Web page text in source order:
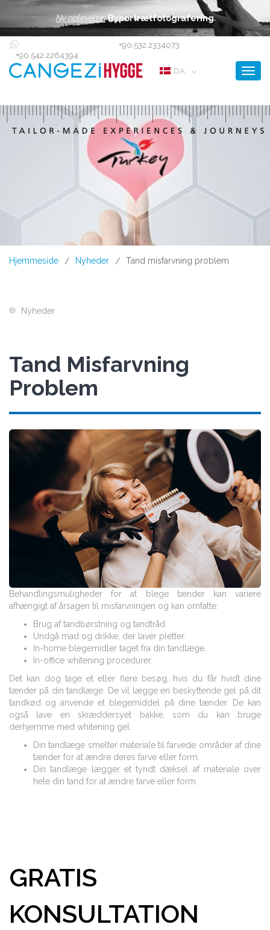
Ny oplevelse: Byportrætfotografering
+90.542.2264394
+90.532.2334073
DA
Hjemmeside / Nyheder / Tand misfarvning problem
Nyheder
Tand Misfarvning
Problem
Behandlingsmuligheder for at blege tænder kan variere
afhængigt af årsagen til misfarvningen og kan omfatte:
Brug af tandbørstning og tandtråd.
Undgå mad og drikke, der laver pletter.
In-home blegemidler taget fra din tandlæge.
In-office whitening procedurer.
Det kan dog tage et eller flere besøg, hvis du får hvidt dine
tænder på din tandlæge. De vil lægge en beskyttende gel på dit
tandkød og anvende et blegemiddel på dine tænder. De kan
også lave en skræddersyet bakke, som du kan bruge
derhjemme med whitening gel.
Din tandlæge smelter materiale til farvede områder af dine
tænder for at ændre deres farve eller form.
Din tandlæge lægger et tyndt dæksel af materiale over
hele din tand for at ændre farve eller form.
GRATIS
KONSULTATION